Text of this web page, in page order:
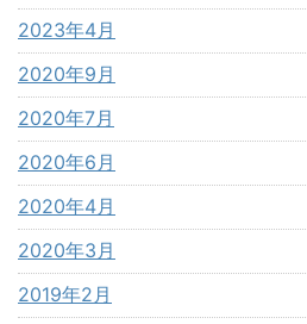
2023年4月
2020年9月
2020年7月
2020年6月
2020年4月
2020年3月
2019年2月